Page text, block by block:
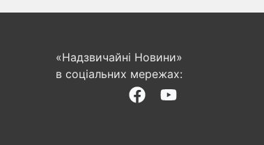
«Надзвичайні Новини»
в соціальних мережах: